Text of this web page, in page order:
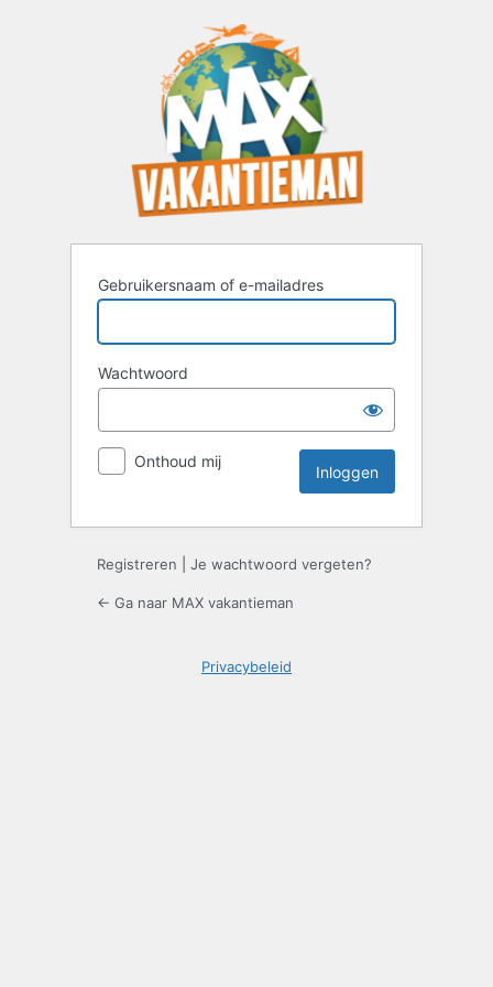
Gebruikersnaam of e-mailadres
Wachtwoord
Onthoud mij
Registreren Je wachtwoord vergeten?
← Ga naar MAX vakantieman
Privacybeleid